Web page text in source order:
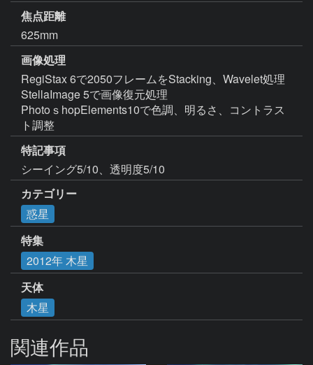
焦点距離
625mm
画像処理
RegiStax 6で2050フレームをStacking、Wavelet処理
StellaImage 5で画像復元処理
PhotoｓhopElements10で色調、明るさ、コントラス
ト調整
特記事項
シーイング5/10、透明度5/10
カテゴリー
惑星
特集
2012年 木星
天体
木星
関連作品